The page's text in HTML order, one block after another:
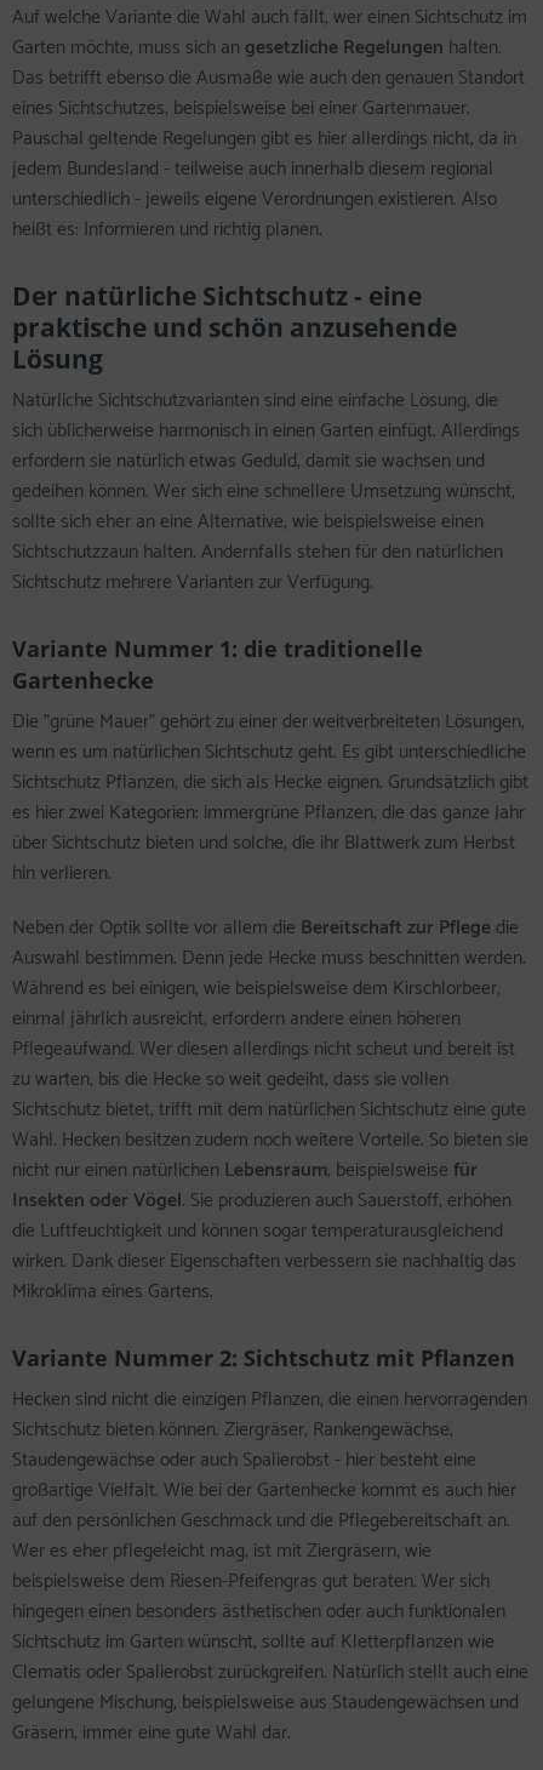
Auf welche Variante die Wahl auch fällt, wer einen Sichtschutz im
Garten möchte, muss sich angesetzliche Regelungen halten.
Das betrifft ebenso die Ausmaße wie auch den genauen Standort
eines Sichtschutzes, beispielsweise bei einer Gartenmauer.
Pauschal geltende Regelungen gibt es hier allerdings nicht, da in
jedem Bundesland - teilweise auch innerhalb diesem regional
unterschiedlich - jeweils eigene Verordnungen existieren. Also
heißt es: Informieren und richtig planen.
Der natürliche Sichtschutz - eine
praktische und schön anzusehende
Lösung
Natürliche Sichtschutzvarianten sind eine einfache Lösung, die
sich üblicherweise harmonisch in einen Garten einfügt. Allerdings
erfordern sie natürlich etwas Geduld, damit sie wachsen und
gedeihen können. Wer sich eine schnellere Umsetzung wünscht,
sollte sich eher an eine Alternative, wie beispielsweise einen
Sichtschutzzaun halten. Andernfalls stehen für den natürlichen
Sichtschutz mehrere Varianten zur Verfügung.
Variante Nummer 1: die traditionelle
Gartenhecke
Die "grüne Mauer" gehört zu einer der weitverbreiteten Lösungen,
wenn es um natürlichen Sichtschutz geht. Es gibt unterschiedliche
Sichtschutz Pflanzen, die sich als Hecke eignen. Grundsätzlich gibt
es hier zwei Kategorien: immergrüne Pflanzen, die das ganze Jahr
über Sichtschutz bieten und solche, die ihr Blattwerk zum Herbst
hin verlieren.
Neben der Optik sollte vor allem die Bereitschaft zur Pflegedie
Auswahl bestimmen. Denn jede Hecke muss beschnitten werden.
Während es bei einigen, wie beispielsweise dem Kirschlorbeer,
einmal jährlich ausreicht, erfordern andere einen höheren
Pflegeaufwand. Wer diesen allerdings nicht scheut und bereit ist
zu warten, bis die Hecke so weit gedeiht, dass sie vollen
Sichtschutz bietet, trifft mit dem natürlichen Sichtschutz eine gute
Wahl. Hecken besitzen zudem noch weitere Vorteile. So bieten sie
nicht nur einen natürlichen Lebensraum, beispielsweisefür
Insekten oder Vögel. Sie produzieren auch Sauerstoff, erhöhen
die Luftfeuchtigkeit und können sogar temperaturausgleichend
wirken. Dank dieser Eigenschaften verbessern sie nachhaltig das
Mikroklima eines Gartens.
Variante Nummer 2: Sichtschutz mit Pflanzen
Hecken sind nicht die einzigen Pflanzen, die einen hervorragenden
Sichtschutz bieten können. Ziergräser, Rankengewächse,
Staudengewächse oder auch Spalierobst - hier besteht eine
großartige Vielfalt. Wie bei der Gartenhecke kommt es auch hier
auf den persönlichen Geschmack und die Pflegebereitschaft an.
Wer es eher pflegeleicht mag, ist mit Ziergräsern, wie
beispielsweise dem Riesen-Pfeifengras gut beraten. Wer sich
hingegen einen besonders ästhetischen oder auch funktionalen
Sichtschutz im Garten wünscht, sollte auf Kletterpflanzen wie
Clematis oder Spalierobst zurückgreifen. Natürlich stellt auch eine
gelungene Mischung, beispielsweise aus Staudengewächsen und
Gräsern, immer eine gute Wahl dar.